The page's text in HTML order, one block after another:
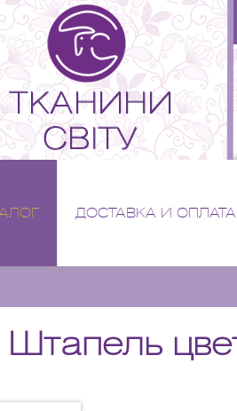
ДОСТАВКА И ОПЛАТА
Штапель